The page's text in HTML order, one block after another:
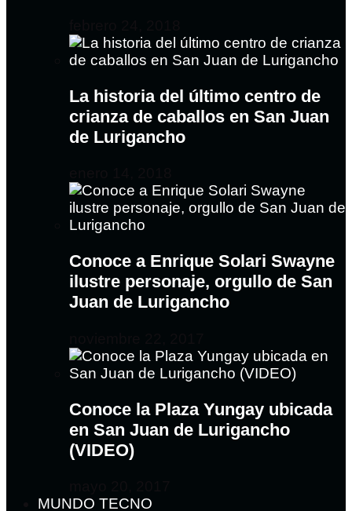
La historia del último centro de
crianza de caballos en San Juan
de Lurigancho
Conoce a Enrique Solari Swayne
ilustre personaje, orgullo de San
Juan de Lurigancho
Conoce la Plaza Yungay ubicada
en San Juan de Lurigancho
(VIDEO)
MUNDO TECNO